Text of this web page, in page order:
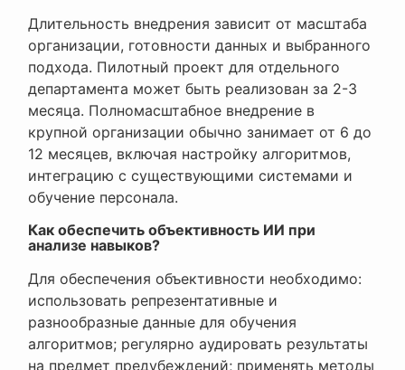
Длительность внедрения зависит от масштаба
организации, готовности данных и выбранного
подхода. Пилотный проект для отдельного
департамента может быть реализован за 2-3
месяца. Полномасштабное внедрение в
крупной организации обычно занимает от 6 до
12 месяцев, включая настройку алгоритмов,
интеграцию с существующими системами и
обучение персонала.
Как обеспечить объективность ИИ при
анализе навыков?
Для обеспечения объективности необходимо:
использовать репрезентативные и
разнообразные данные для обучения
алгоритмов; регулярно аудировать результаты
на предмет предубеждений; применять методы